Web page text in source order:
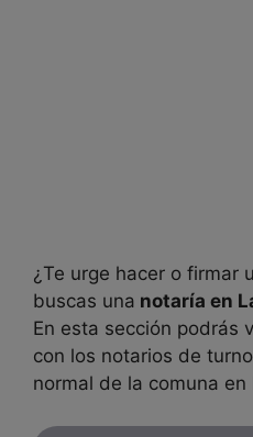
¿Te urge hacer o firmar
buscas una notaría en
En esta sección podrás
con los notarios de
normal de la comuna en